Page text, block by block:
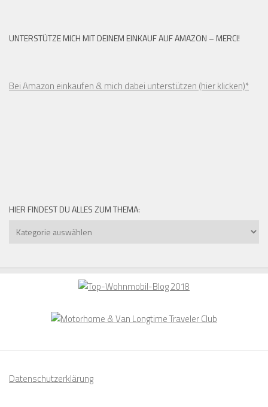
UNTERSTÜTZE MICH MIT DEINEM EINKAUF AUF AMAZON – MERCI!
Bei Amazon einkaufen & mich dabei unterstützen (hier klicken)*
HIER FINDEST DU ALLES ZUM THEMA:
Hier
findest
alles
Datenschutzerklärung